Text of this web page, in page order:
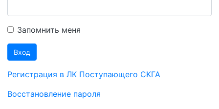
Запомнить меня
Вход
Регистрация в ЛК Поступающего СКГА
Восстановление пароля